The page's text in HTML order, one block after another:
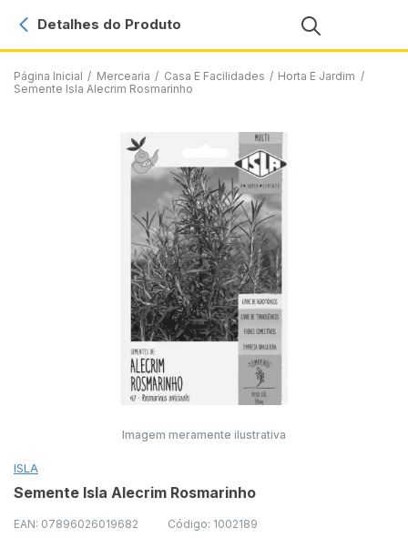
Página Inicial / Mercearia / Casa E Facilidades / Horta E Jardim /
Semente Isla Alecrim Rosmarinho
Detalhes do Produto
Imagem meramente ilustrativa
ISLA
Semente Isla Alecrim Rosmarinho
EAN: 07896026019682 Código: 1002189